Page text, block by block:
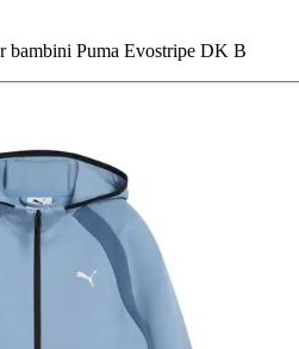
bambini Puma Evostripe DK B